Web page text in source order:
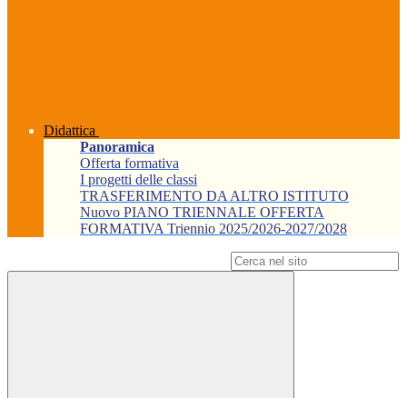
Didattica
Panoramica
Offerta formativa
I progetti delle classi
TRASFERIMENTO DA ALTRO ISTITUTO
Nuovo PIANO TRIENNALE OFFERTA
FORMATIVA Triennio 2025/2026-2027/2028